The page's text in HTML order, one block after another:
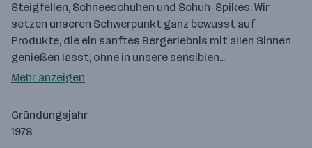
Steigfellen, Schneeschuhen und Schuh-Spikes. Wir
setzen unseren Schwerpunkt ganz bewusst auf
Produkte, die ein sanftes Bergerlebnis mit allen Sinnen
genießen lässt, ohne in unsere sensiblen…
Mehr anzeigen
Gründungsjahr
1978